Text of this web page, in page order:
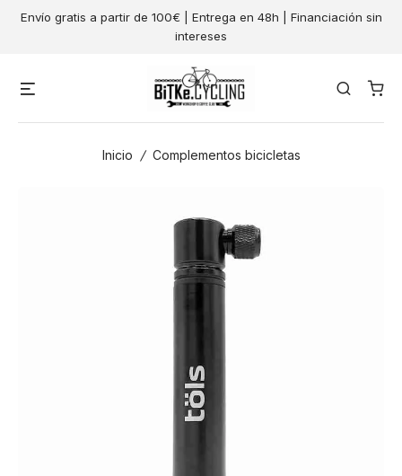
SkipEnvío gratis a partir de 100€ | Entrega en 48h | Financiación sin
intereses
Search
Inicio / Complementos bicicletas